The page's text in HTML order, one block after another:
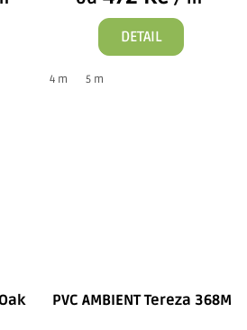
DETAIL
4 m 5 m
PVC AMBIENT Tereza 368M